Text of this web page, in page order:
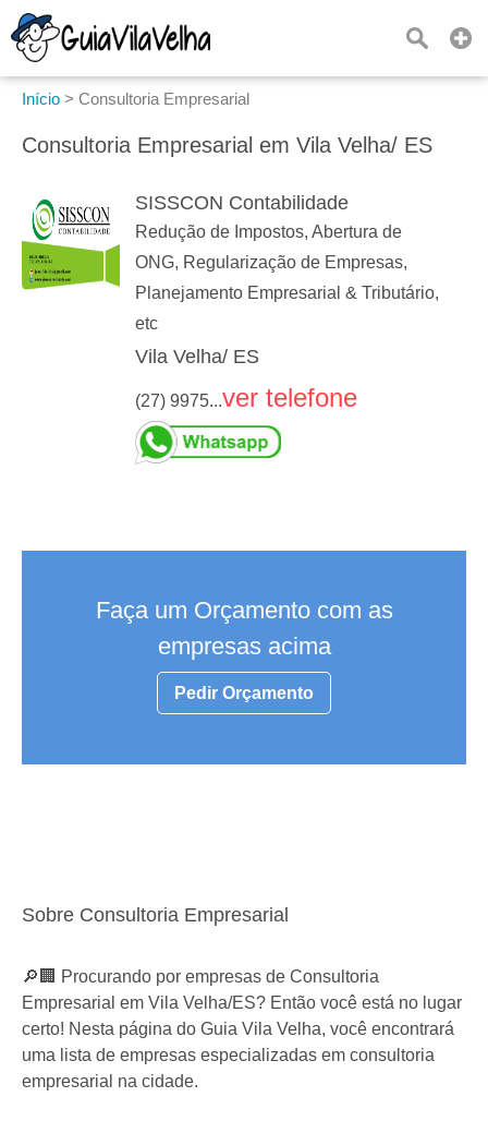
Início > Consultoria Empresarial
Consultoria Empresarial em Vila Velha/ ES
SISSCON Contabilidade
Redução de Impostos, Abertura de
ONG, Regularização de Empresas,
Planejamento Empresarial & Tributário,
etc
Vila Velha/ ES
(27) 9975...ver telefone
Faça um Orçamento com as
empresas acima
Pedir Orçamento
Sobre Consultoria Empresarial
🔎🏢 Procurando por empresas de Consultoria
Empresarial em Vila Velha/ES? Então você está no lugar
certo! Nesta página do Guia Vila Velha, você encontrará
uma lista de empresas especializadas em consultoria
empresarial na cidade.